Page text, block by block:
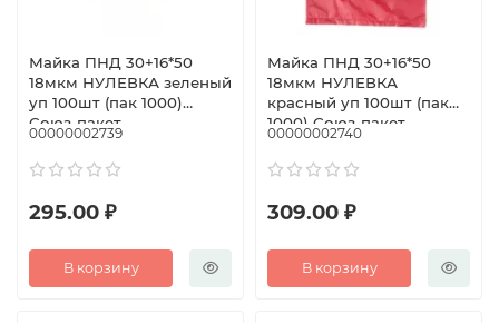
Майка ПНД 30+16*50
18мкм НУЛЕВКА зеленый
уп 100шт (пак 1000)
Союз-пакет
00000002739
295.00 ₽
В корзину
Майка ПНД 30+16*50
18мкм НУЛЕВКА
красный уп 100шт (пак
1000) Союз-пакет
00000002740
309.00 ₽
В корзину